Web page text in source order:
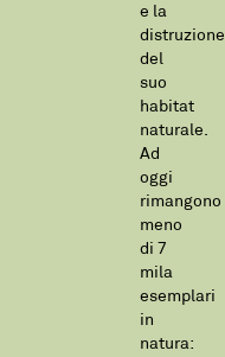
e la
distruzione
del
suo
habitat
naturale.
Ad
oggi
rimangono
meno
di 7
mila
esemplari
in
natura: